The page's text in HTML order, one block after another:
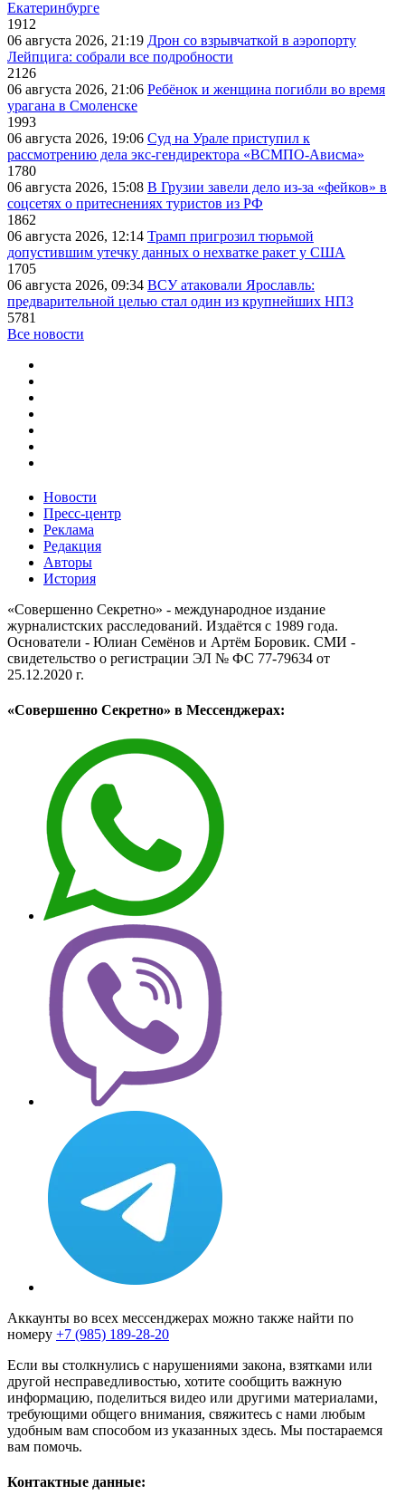
Екатеринбурге
1912
06 августа 2026, 21:19 Дрон со взрывчаткой в аэропорту
Лейпцига: собрали все подробности
2126
06 августа 2026, 21:06 Ребёнок и женщина погибли во время
урагана в Смоленске
1993
06 августа 2026, 19:06 Суд на Урале приступил к
рассмотрению дела экс-гендиректора «ВСМПО-Ависма»
1780
06 августа 2026, 15:08 В Грузии завели дело из-за «фейков» в
соцсетях о притеснениях туристов из РФ
1862
06 августа 2026, 12:14 Трамп пригрозил тюрьмой
допустившим утечку данных о нехватке ракет у США
1705
06 августа 2026, 09:34 ВСУ атаковали Ярославль:
предварительной целью стал один из крупнейших НПЗ
5781
Все новости
Новости
Пресс-центр
Реклама
Редакция
Авторы
История
«Совершенно Секретно» - международное издание
журналистских расследований. Издаётся с 1989 года.
Основатели - Юлиан Семёнов и Артём Боровик. CМИ -
свидетельство о регистрации ЭЛ № ФС 77-79634 от
25.12.2020 г.
«Совершенно Секретно» в Мессенджерах:
Аккаунты во всех мессенджерах можно также найти по
номеру +7 (985) 189-28-20
Если вы столкнулись с нарушениями закона, взятками или
другой несправедливостью, хотите сообщить важную
информацию, поделиться видео или другими материалами,
требующими общего внимания, свяжитесь с нами любым
удобным вам способом из указанных здесь. Мы постараемся
вам помочь.
Контактные данные: